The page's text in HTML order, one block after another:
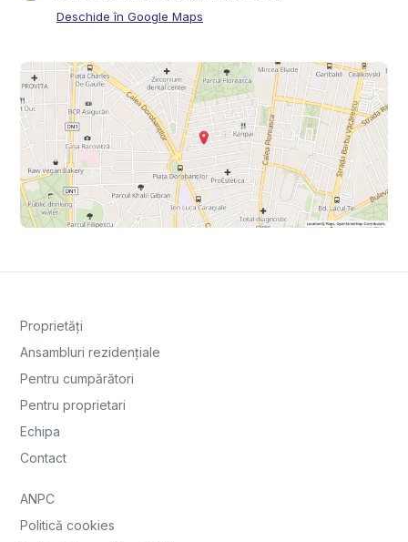
Deschide în Google Maps
Proprietăți
Ansambluri rezidențiale
Pentru cumpărători
Pentru proprietari
Echipa
Contact
ANPC
Politică cookies